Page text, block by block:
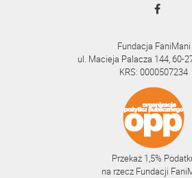
Fundacja FaniMani
ul. Macieja Palacza 144, 60-
KRS: 0000507234
Przekaż 1,5%
na rzecz Fundacji